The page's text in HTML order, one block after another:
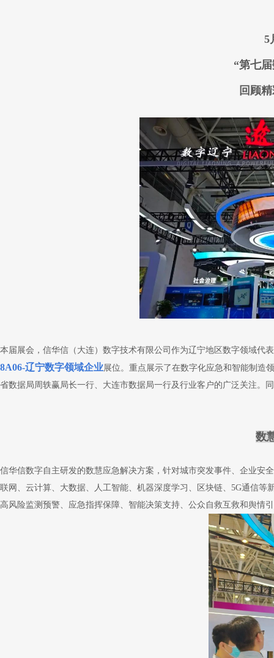
5
“第七
回顾
本届展会，信华信（大连）数字技术有限公司作为辽宁地区数字领域代
8A06-辽宁数字领域企业展位。重点展示了在数字化应急和智能制造
省数据局周轶赢局长一行、大连市数据局一行及行业客户的广泛关注。
数
信华信数字自主研发的数慧应急解决方案，针对城市突发事件、企业安
联网、云计算、大数据、人工智能、机器深度学习、区块链、5G通信
高风险监测预警、应急指挥保障、智能决策支持、公众自救互救和舆情